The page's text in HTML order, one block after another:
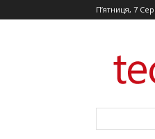
П’ятниця, 7